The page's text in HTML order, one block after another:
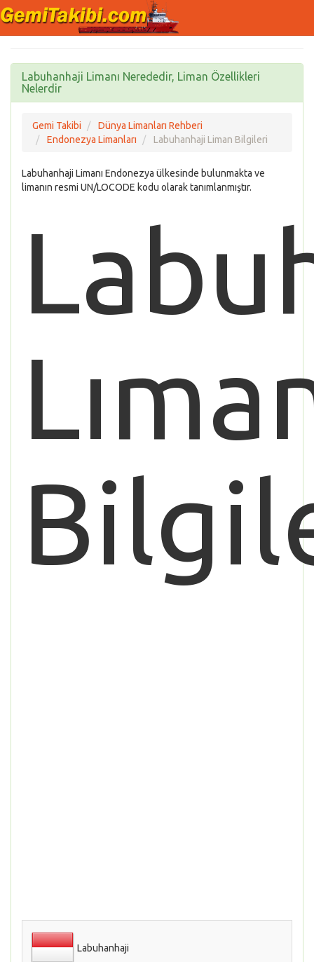
Labuhanhaji Limanı Nerededir, Liman Özellikleri
Nelerdir
Gemi Takibi
Dünya Limanları Rehberi
Endonezya Limanları
Labuhanhaji Liman Bilgileri
Labuhanhaji Limanı Endonezya ülkesinde bulunmakta ve
limanın resmi UN/LOCODE kodu olarak tanımlanmıştır.
Labuhanhaji